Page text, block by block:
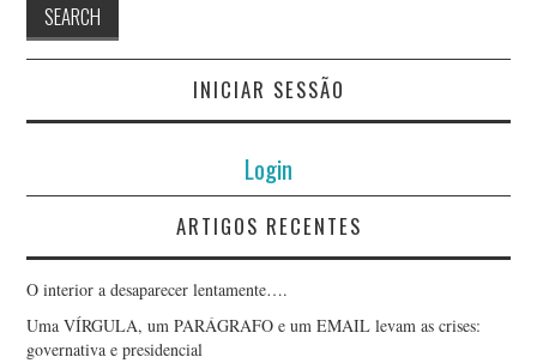
INICIAR SESSÃO
Login
ARTIGOS RECENTES
O interior a desaparecer lentamente….
Uma VÍRGULA, um PARÁGRAFO e um EMAIL levam as crises:
governativa e presidencial